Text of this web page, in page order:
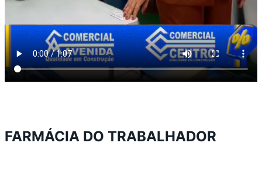
FARMÁCIA DO TRABALHADOR